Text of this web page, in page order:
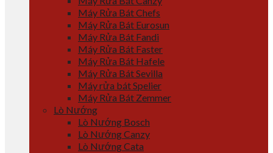
Máy Rửa Bát Chefs
Máy Rửa Bát Eurosun
Máy Rửa Bát Fandi
Máy Rửa Bát Faster
Máy Rửa Bát Hafele
Máy Rửa Bát Sevilla
Máy rửa bát Spelier
Máy Rửa Bát Zemmer
Lò Nướng
Lò Nướng Bosch
Lò Nướng Canzy
Lò Nướng Cata